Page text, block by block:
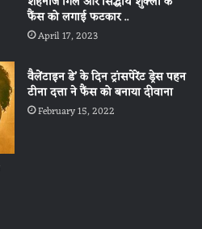
फैंस को लगाई फटकार ..
April 17, 2023
वैलेंटाइन डे’ के दिन ट्रांसपेरेंट ड्रेस पहन
टीना दत्ता ने फैंस को बनाया दीवाना
February 15, 2022